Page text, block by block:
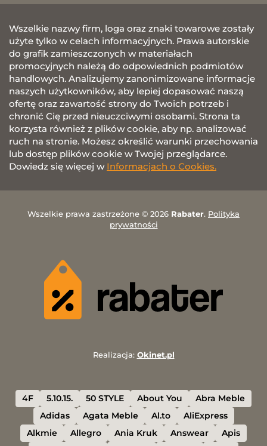
Wszelkie nazwy firm, loga oraz znaki towarowe zostały
użyte tylko w celach informacyjnych. Prawa autorskie
do grafik zamieszczonych w materiałach
promocyjnych należą do odpowiednich podmiotów
handlowych. Analizujemy zanonimizowane informacje
naszych użytkowników, aby lepiej dopasować naszą
ofertę oraz zawartość strony do Twoich potrzeb i
chronić Cię przed nieuczciwymi osobami. Strona ta
korzysta również z plików cookie, aby np. analizować
ruch na stronie. Możesz określić warunki przechowania
lub dostęp plików cookie w Twojej przeglądarce.
Dowiedz się więcej w Informacjach o Cookies.
Wszelkie prawa zastrzeżone © 2026 Rabater. Polityka
prywatności
Realizacja: Okinet.pl
4F 5.10.15. 50 STYLE About You
Abra Meble
Adidas
Agata Meble Al.to
AliExpress
Alkmie
Allegro Ania Kruk Answear
Apis